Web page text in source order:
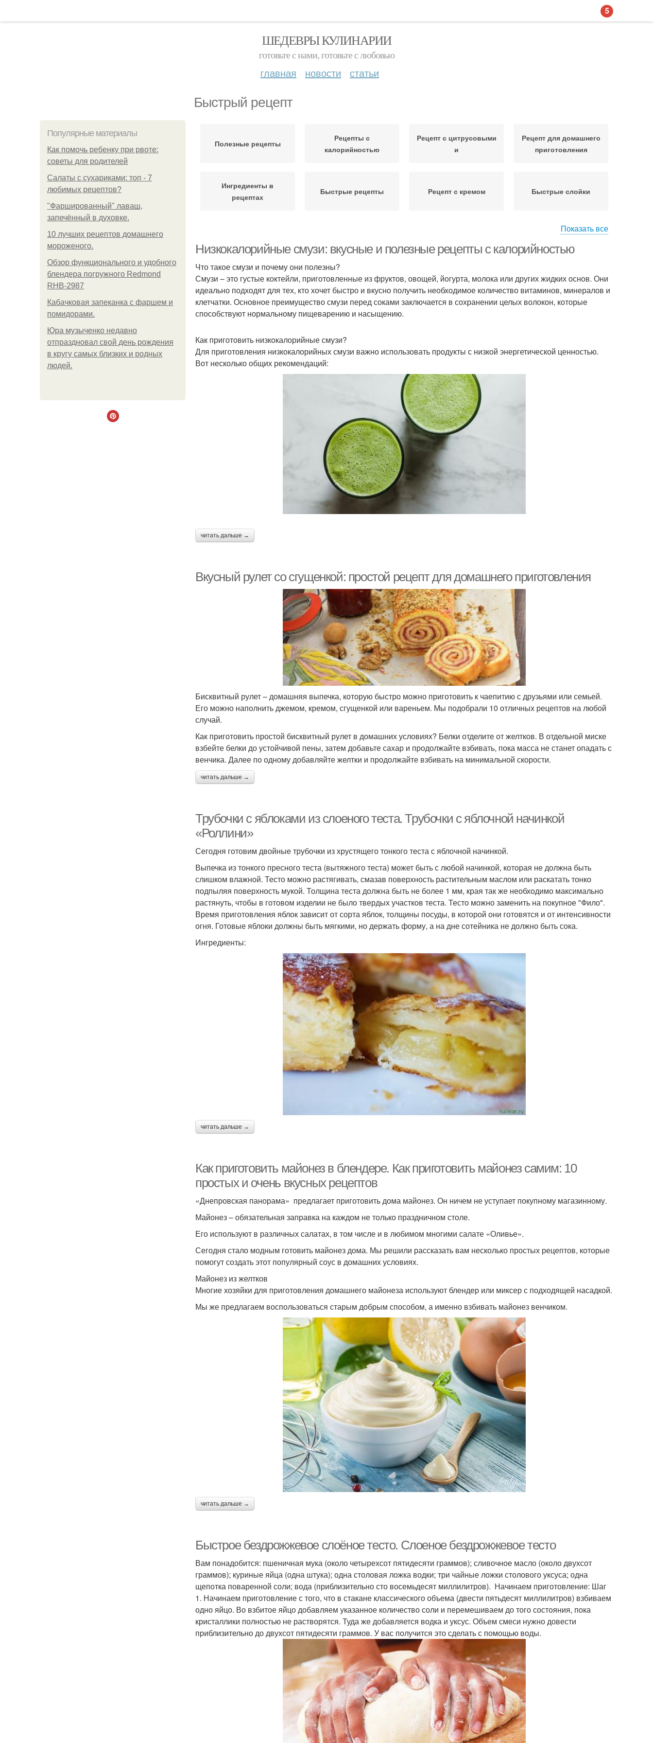
ШЕДЕВРЫ КУЛИНАРИИ
готовьте с нами, готовьте с любовью
главная новости статьи
Быстрый рецепт
Популярные материалы
Как помочь ребенку при рвоте:
советы для родителей
Салаты с сухариками: топ - 7
любимых рецептов?
"Фаршированный" лаваш,
запечённый в духовке.
10 лучших рецептов домашнего
мороженого.
Обзор функционального и удобного
блендера погружного Redmond
RHB-2987
Кабачковая запеканка с фаршем и
помидорами.
Юра музыченко недавно
отпраздновал свой день рождения
в кругу самых близких и родных
людей.
Полезные рецепты
Рецепты с
калорийностью
Рецепт с цитрусовыми
и
Рецепт для домашнего
приготовления
Ингредиенты в
рецептах
Быстрые рецепты Рецепт с кремом Быстрые слойки
классическому рецепту
Рецепт в блендере Домашний рецепт Рецепты на скорую руку Рецепт с фото
условиях
Рецепты из готового
Рецепт в домашних
Необычный рецепт
Рецепт на сметане Рецепт на кефире
Показать все
Низкокалорийные смузи: вкусные и полезные рецепты с калорийностью
Что такое смузи и почему они полезны?
Смузи – это густые коктейли, приготовленные из фруктов, овощей, йогурта, молока или других жидких основ. Они
идеально подходят для тех, кто хочет быстро и вкусно получить необходимое количество витаминов, минералов и
клетчатки. Основное преимущество смузи перед соками заключается в сохранении целых волокон, которые
способствуют нормальному пищеварению и насыщению.
Как приготовить низкокалорийные смузи?
Для приготовления низкокалорийных смузи важно использовать продукты с низкой энергетической ценностью.
Вот несколько общих рекомендаций:
читать дальше →
Вкусный рулет со сгущенкой: простой рецепт для домашнего приготовления
Бисквитный рулет – домашняя выпечка, которую быстро можно приготовить к чаепитию с друзьями или семьей.
Его можно наполнить джемом, кремом, сгущенкой или вареньем. Мы подобрали 10 отличных рецептов на любой
случай.
Как приготовить простой бисквитный рулет в домашних условиях? Белки отделите от желтков. В отдельной миске
взбейте белки до устойчивой пены, затем добавьте сахар и продолжайте взбивать, пока масса не станет опадать с
венчика. Далее по одному добавляйте желтки и продолжайте взбивать на минимальной скорости.
читать дальше →
Трубочки с яблоками из слоеного теста. Трубочки с яблочной начинкой
«Роллини»
Сегодня готовим двойные трубочки из хрустящего тонкого теста с яблочной начинкой.
Выпечка из тонкого пресного теста (вытяжного теста) может быть с любой начинкой, которая не должна быть
слишком влажной. Тесто можно растягивать, смазав поверхность растительным маслом или раскатать тонко
подпыляя поверхность мукой. Толщина теста должна быть не более 1 мм, края так же необходимо максимально
растянуть, чтобы в готовом изделии не было твердых участков теста. Тесто можно заменить на покупное "Фило".
Время приготовления яблок зависит от сорта яблок, толщины посуды, в которой они готовятся и от интенсивности
огня. Готовые яблоки должны быть мягкими, но держать форму, а на дне сотейника не должно быть сока.
Ингредиенты:
читать дальше →
Как приготовить майонез в блендере. Как приготовить майонез самим: 10
простых и очень вкусных рецептов
«Днепровская панорама» предлагает приготовить дома майонез. Он ничем не уступает покупному магазинному.
Майонез – обязательная заправка на каждом не только праздничном столе.
Его используют в различных салатах, в том числе и в любимом многими салате «Оливье».
Сегодня стало модным готовить майонез дома. Мы решили рассказать вам несколько простых рецептов, которые
помогут создать этот популярный соус в домашних условиях.
Майонез из желтков
Многие хозяйки для приготовления домашнего майонеза используют блендер или миксер с подходящей насадкой.
Мы же предлагаем воспользоваться старым добрым способом, а именно взбивать майонез венчиком.
читать дальше →
Быстрое бездрожжевое слоёное тесто. Слоеное бездрожжевое тесто
Вам понадобится: пшеничная мука (около четырехсот пятидесяти граммов); сливочное масло (около двухсот
граммов); куриные яйца (одна штука); одна столовая ложка водки; три чайные ложки столового уксуса; одна
щепотка поваренной соли; вода (приблизительно сто восемьдесят миллилитров). Начинаем приготовление: Шаг
1. Начинаем приготовление с того, что в стакане классического объема (двести пятьдесят миллилитров) взбиваем
одно яйцо. Во взбитое яйцо добавляем указанное количество соли и перемешиваем до того состояния, пока
кристаллики полностью не растворятся. Туда же добавляется водка и уксус. Объем смеси нужно довести
приблизительно до двухсот пятидесяти граммов. У вас получится это сделать с помощью воды.
5